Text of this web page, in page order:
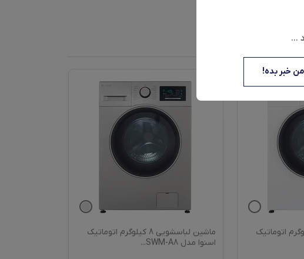
...
خبر بده!
8 کیلوگرم اتوماتیک
ماشین لباسشویی 8 کیلوگرم اتوماتیک
اسنوا مدل SWM-A8
...